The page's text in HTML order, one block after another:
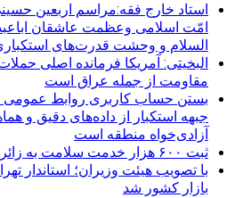
استاد خارج فقه:مراسم اربعین
امّت اسلامی وعظمت عاشقان
السلام و وحشت قدرت‌های
البخیتی: آمریکا فرمانده اصلی
مقاومت از جمله عراق است
بستن حساب کاربری روابط عمومی
جبهه استکبار از داده‌های دقیق و
آزادی‌خواه منطقه است
ثبت ۶۰۰ هزار خدمت سلامت به زائران اربعین
با تصویب هیئت وزیران؛ استاندار
بازار کشور شد